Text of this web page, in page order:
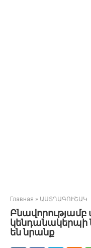
Главная » ԱՍՏՂԱԳՈՒՇԱԿ
կենդանակերպի
են նրանք